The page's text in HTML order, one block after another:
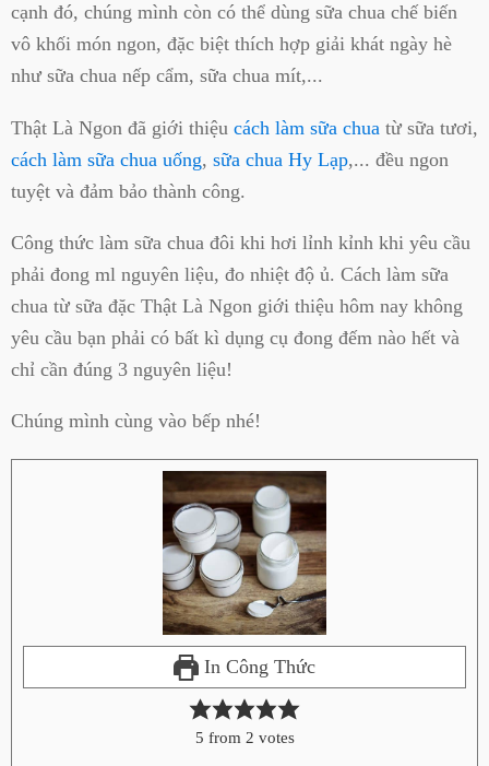
cạnh đó, chúng mình còn có thể dùng sữa chua chế biến
vô khối món ngon, đặc biệt thích hợp giải khát ngày hè
như sữa chua nếp cẩm, sữa chua mít,...
Thật Là Ngon đã giới thiệu cách làm sữa chua từ sữa tươi,
cách làm sữa chua uống, sữa chua Hy Lạp,... đều ngon
tuyệt và đảm bảo thành công.
Công thức làm sữa chua đôi khi hơi lỉnh kỉnh khi yêu cầu
phải đong ml nguyên liệu, đo nhiệt độ ủ. Cách làm sữa
chua từ sữa đặc Thật Là Ngon giới thiệu hôm nay không
yêu cầu bạn phải có bất kì dụng cụ đong đếm nào hết và
chỉ cần đúng 3 nguyên liệu!
Chúng mình cùng vào bếp nhé!
In Công Thức
5 from 2 votes